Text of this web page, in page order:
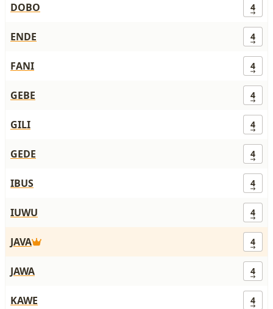
DOBO 4
ENDE 4
FANI 4
GEBE 4
GILI 4
GEDE 4
IBUS 4
IUWU 4
JAVA 4
JAWA 4
KAWE 4